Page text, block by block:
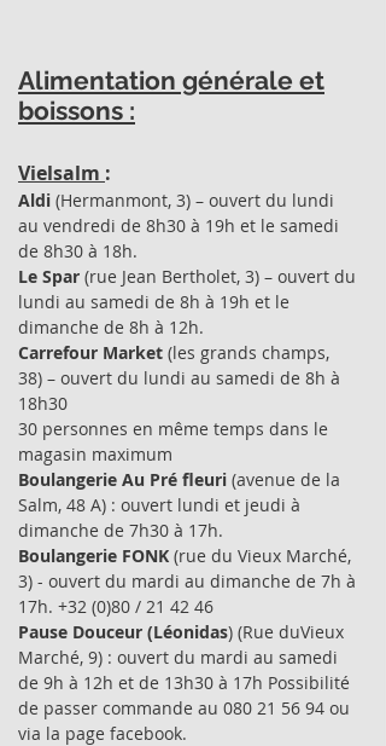
Alimentation générale et
boissons :
Vielsalm :
Aldi (Hermanmont, 3) – ouvert du lundi
au vendredi de 8h30 à 19h et le samedi
de 8h30 à 18h.
Le Spar (rue Jean Bertholet, 3) – ouvert du
lundi au samedi de 8h à 19h et le
dimanche de 8h à 12h.
Carrefour Market (les grands champs,
38) – ouvert du lundi au samedi de 8h à
18h30
30 personnes en même temps dans le
magasin maximum
Boulangerie Au Pré fleuri (avenue de la
Salm, 48 A) : ouvert lundi et jeudi à
dimanche de 7h30 à 17h.
Boulangerie FONK (rue du Vieux Marché,
3) - ouvert du mardi au dimanche de 7h à
17h. +32 (0)80 / 21 42 46
Pause Douceur (Léonidas) (Rue duVieux
Marché, 9) : ouvert du mardi au samedi
de 9h à 12h et de 13h30 à 17h Possibilité
de passer commande au 080 21 56 94 ou
via la page facebook.